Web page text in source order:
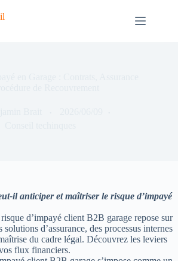
il anticiper et maîtriser le risque d’impayé
d’impayé client B2B garage repose sur
solutions d’assurance, des processus internes
du cadre légal. Découvrez les leviers
flux financiers.